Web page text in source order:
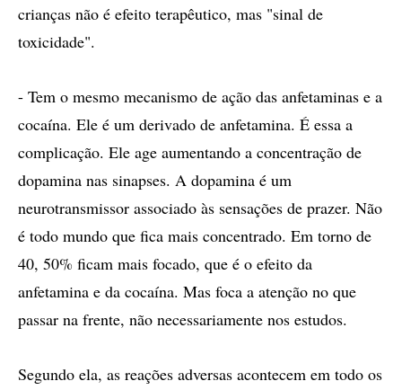
crianças não é efeito terapêutico, mas "sinal de
toxicidade".
- Tem o mesmo mecanismo de ação das anfetaminas e a
cocaína. Ele é um derivado de anfetamina. É essa a
complicação. Ele age aumentando a concentração de
dopamina nas sinapses. A dopamina é um
neurotransmissor associado às sensações de prazer. Não
é todo mundo que fica mais concentrado. Em torno de
40, 50% ficam mais focado, que é o efeito da
anfetamina e da cocaína. Mas foca a atenção no que
passar na frente, não necessariamente nos estudos.
Segundo ela, as reações adversas acontecem em todo os